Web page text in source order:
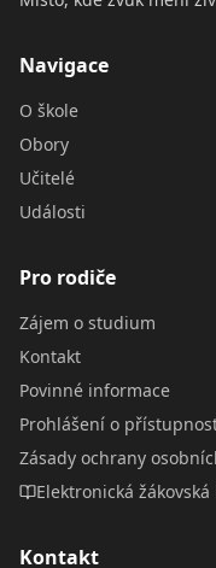
Navigace
O škole
Obory
Učitelé
Události
Pro rodiče
Zájem o studium
Kontakt
Povinné informace
Prohlášení o
Zásady ochrany
Elektronická žákovská
Kontakt